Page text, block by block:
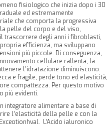
fisiologico che inizia dopo i 30
ed estremamente
che comporta la progressiva
pelle del corpo e del viso,
trascorrere degli anni i fibroblasti,
efficienza, ma sviluppano
più piccole. Di conseguenza,
cellulare rallenta, la
l’idratazione diminuiscono.
e fragile, perde tono ed elasticità,
compattezza. Per questo motivo
più evidenti.
integratore alimentare a base di
l’elasticità della pelle e con la
L’Acido ialuronico